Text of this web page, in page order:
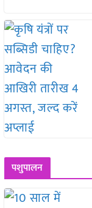
पशुपालन